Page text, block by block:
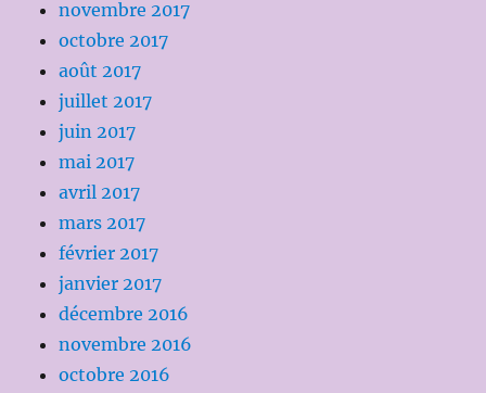
novembre 2017
octobre 2017
août 2017
juillet 2017
juin 2017
mai 2017
avril 2017
mars 2017
février 2017
janvier 2017
décembre 2016
novembre 2016
octobre 2016